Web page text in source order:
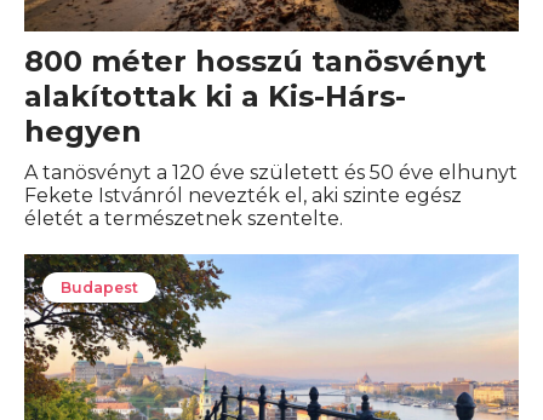
800 méter hosszú tanösvényt
alakítottak ki a Kis-Hárs-
hegyen
A tanösvényt a 120 éve született és 50 éve elhunyt
Fekete Istvánról nevezték el, aki szinte egész
életét a természetnek szentelte.
Budapest